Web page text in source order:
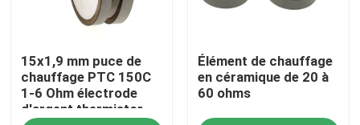
Thermistance de SMD NTC
15x1,9 mm puce de
chauffage PTC 150C
1-6 Ohm électrode
d'argent thermistor
Élément de chauffage
en céramique de 20 à
60 ohms